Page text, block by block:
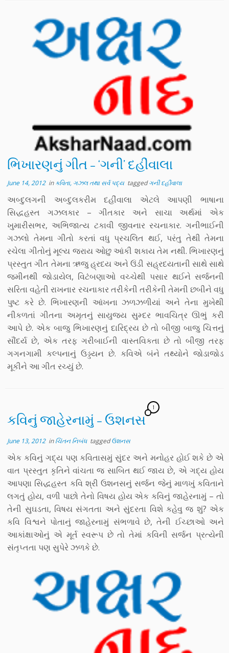
ભિખારણનું ગીત – ‘ગની’ દહીંવાલા
June 14, 2012inકવિતા, ગઝલ તથા સર્વ પદ્ય taggedગની દહીંવાલા
અબ્દુલગની અબ્દુલકરીમ દહીંવાલા એટલે આપણી ભાષાના
સિદ્ધહસ્ત ગઝલકાર – ગીતકાર અને સાચા અર્થમાં એક
ખુમારીસભર, અભિજાત્ય ટકાવી જીવનાર રચનાકાર. ગનીભાઈની
ગઝલો તેમના ગીતો કરતાં વધુ પ્રચલિત થઈ, પરંતુ તેથી તેમના
રચેલા ગીતોનું મૂલ્ય જરાય ઓછુ આંકી શકાય તેમ નથી. ભિખારણનું
પ્રસ્તુત ગીત તેમના ઋજુ હ્રદય અને ઉંડી સહ્રદયતાની સાથે સાથે
જમીનથી જોડાયેલ, વિટંબણાઓ વચ્ચેથી પસાર થઈને સર્જનની
સરિતા વહેતી રાખનાર રચનાકાર તરીકેની તરીકેની તેમની છબીને વધુ
પુષ્ટ કરે છે. ભિખારણની આંખના ઝળઝળીયાં અને તેના મુખેથી
નીકળતાં ગીતના અમૃતનું સાયુજ્ય સુમ્દર ભાવચિત્ર ઊભું કરી
આપે છે. એક બાજુ ભિખારણનું દારિદ્રય છે તો બીજી બાજુ ચિત્તનું
સૌંદર્ય છે, એક તરફ ગરીબાઈની વાસ્તવિકતા છે તો બીજી તરફ
ગગનગામી કલ્પનાનું ઉડ્ડયન છે. કવિએ બંને તથ્યોને જોડાજોડ
મૂકીને આ ગીત રચ્યું છે.
કવિનું જાહેરનામું – ઉશનસ
1
June 13, 2012inચિંતન નિબંધ taggedઉશનસ
એક કવિનું ગદ્ય પણ કવિતાસમું સુંદર અને મનોહર હોઈ શકે છે એ
વાત પ્રસ્તુત કૃતિને વાંચતા જ સાબિત થઈ જાય છે, એ ગદ્ય હોય
આપણા સિદ્ધહસ્ત કવિ શ્રી ઉશનસનું સર્જન જેનું માળખું કવિતાને
લગતું હોય, વળી પાછો તેનો વિષય હોય એક કવિનું જાહેરનામું – તો
તેની સુઘડતા, વિષય સંગતતા અને સુંદરતા વિશે કહેવુ જ શું? એક
કવિ વિશ્વને પોતાનું જાહેરનામું સંભળાવે છે, તેની ઈચ્છાઓ અને
આકાંક્ષાઓનું એ મૂર્ત સ્વરૂપ છે તો તેમાં કવિની સર્જન પ્રત્યેની
સંતૃપ્તતા પણ સુપેરે ઝળકે છે.